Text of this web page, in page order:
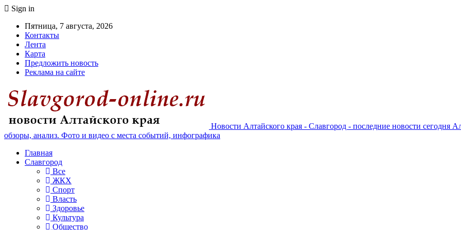
Sign in
Пятница, 7 августа, 2026
Контакты
Лента
Карта
Предложить новость
Реклама на сайте
Новости Алтайского края - Славгород - последние новости сегодня
обзоры, анализ. Фото и видео с места событий, инфографика
Главная
Славгород
Все
ЖКХ
Спорт
Власть
Здоровье
Культура
Общество